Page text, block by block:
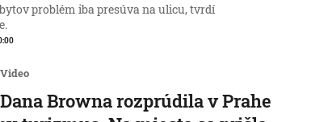
problém iba presúva na ulicu, tvrdí
Video
Browna rozprúdila v Prahe